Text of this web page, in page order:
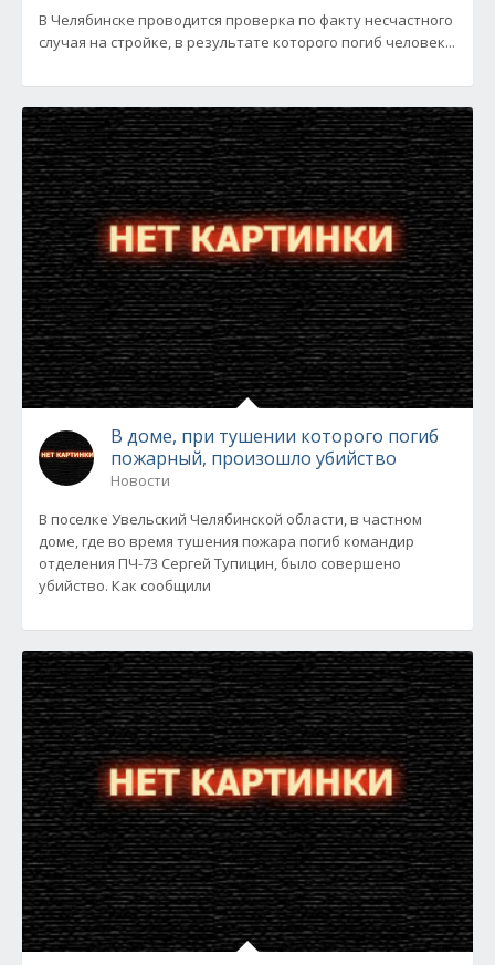
В Челябинске проводится проверка по факту несчастного
случая на стройке, в результате которого погиб человек...
В доме, при тушении которого погиб
пожарный, произошло убийство
Новости
В поселке Увельский Челябинской области, в частном
доме, где во время тушения пожара погиб командир
отделения ПЧ-73 Сергей Тупицин, было совершено
убийство. Как сообщили